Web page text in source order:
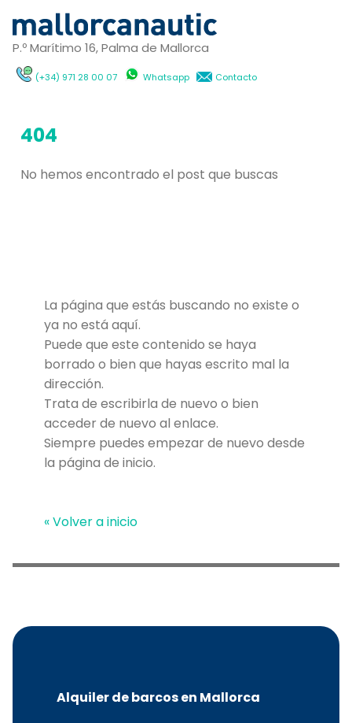
P.º Marítimo 16, Palma de Mallorca
(+34) 971 28 00 07 Whatsapp Contacto
404
No hemos encontrado el post que buscas
La página que estás buscando no existe o
ya no está aquí.
Puede que este contenido se haya
borrado o bien que hayas escrito mal la
dirección.
Trata de escribirla de nuevo o bien
acceder de nuevo al enlace.
Siempre puedes empezar de nuevo desde
la página de inicio.
« Volver a inicio
Alquiler de barcos en Mallorca